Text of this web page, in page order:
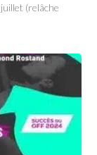
(relâche